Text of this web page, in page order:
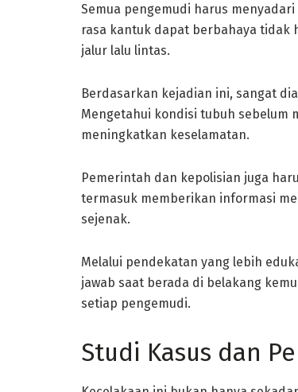
Semua pengemudi harus
rasa kantuk dapat berbahaya tidak
jalur lalu lintas.
Berdasarkan kejadian ini, sangat
Mengetahui kondisi tubuh sebelum
meningkatkan keselamatan.
Pemerintah dan kepolisian juga
termasuk memberikan informasi
sejenak.
Melalui pendekatan yang lebih
jawab saat berada di belakang
setiap pengemudi.
Studi Kasus dan